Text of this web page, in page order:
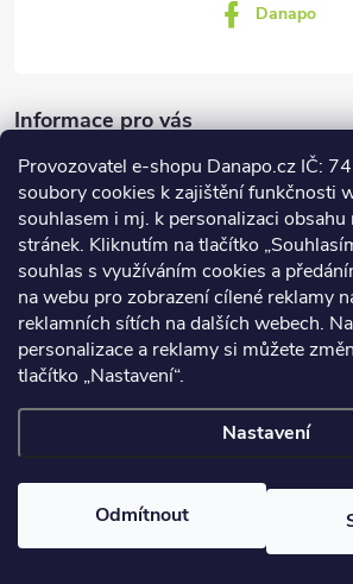
Provozovatel e-shopu Danapo.cz IČ:
soubory cookies k zajištění funkčnosti
souhlasem i mj. k personalizaci
stránek. Kliknutím na tlačítko
souhlas s využíváním cookies a
na webu pro zobrazení cílené reklamy
reklamních sítích na dalších webech.
personalizace a reklamy si můžete
tlačítko „Nastavení“.
Nastavení
Odmítnout
Danapo
Informace pro vás
Dotazník
Co upřednosťnujete?
Počet hlasů:437
Facebook
Upravit nastavení cookies